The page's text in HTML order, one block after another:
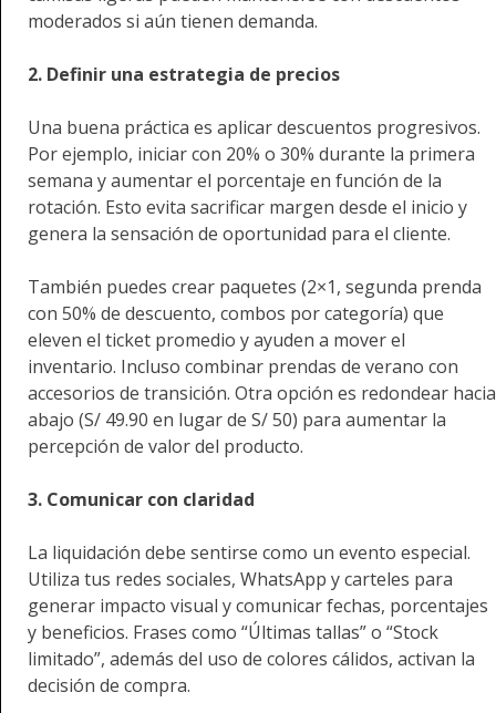
moderados si aún tienen demanda.
2. Definir una estrategia de precios
Una buena práctica es aplicar descuentos progresivos.
Por ejemplo, iniciar con 20% o 30% durante la primera
semana y aumentar el porcentaje en función de la
rotación. Esto evita sacrificar margen desde el inicio y
genera la sensación de oportunidad para el cliente.
También puedes crear paquetes (2×1, segunda prenda
con 50% de descuento, combos por categoría) que
eleven el ticket promedio y ayuden a mover el
inventario. Incluso combinar prendas de verano con
accesorios de transición. Otra opción es redondear hacia
abajo (S/ 49.90 en lugar de S/ 50) para aumentar la
percepción de valor del producto.
3. Comunicar con claridad
La liquidación debe sentirse como un evento especial.
Utiliza tus redes sociales, WhatsApp y carteles para
generar impacto visual y comunicar fechas, porcentajes
y beneficios. Frases como “Últimas tallas” o “Stock
limitado”, además del uso de colores cálidos, activan la
decisión de compra.